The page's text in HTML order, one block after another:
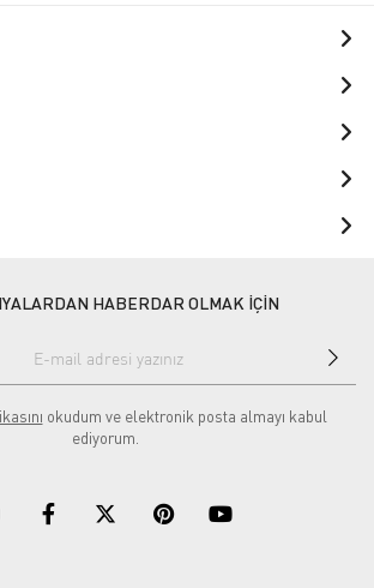
HABERDAR OLMAK İÇİN
okudum ve elektronik posta almayı kabul
ediyorum.